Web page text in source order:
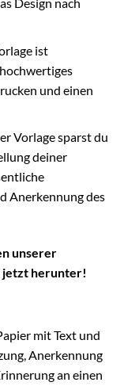
ist
und einen
Vorlage sparst du
deiner
Anerkennung des
unserer
jetzt herunter!
mit Text und
Anerkennung
an einen